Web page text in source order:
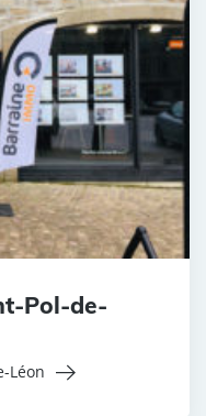
Pol-de-
Léon